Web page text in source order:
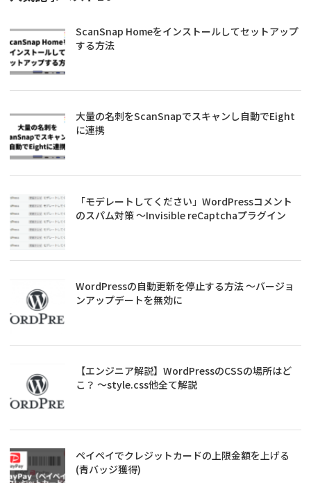
ScanSnap Homeをインストールしてセットアップ
する方法
大量の名刺をScanSnapでスキャンし自動でEight
に連携
「モデレートしてください」WordPressコメント
のスパム対策 ～Invisible reCaptchaプラグイン
WordPressの自動更新を停止する方法 ～バージョ
ンアップデートを無効に
【エンジニア解説】WordPressのCSSの場所はど
こ？ ～style.css他全て解説
ペイペイでクレジットカードの上限金額を上げる
(青バッジ獲得)